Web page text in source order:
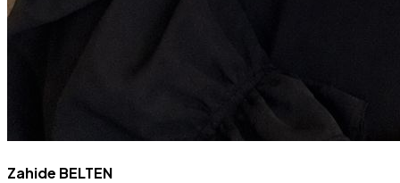
Zahide BELTEN